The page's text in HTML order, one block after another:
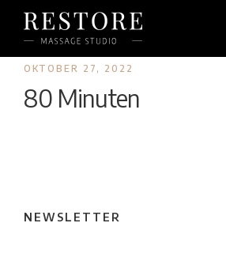
OKTOBER 27, 2022
80 Minuten
NEWSLETTER